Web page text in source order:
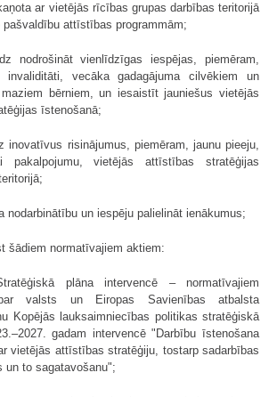
ar vietējās rīcības grupas darbības teritorijā
attīstības programmām;
nodrošināt vienlīdzīgas iespējas, piemēram,
invaliditāti, vecāka gadagājuma cilvēkiem un
bērniem, un iesaistīt jauniešus vietējās
īstenošanā;
inovatīvus risinājumus, piemēram, jaunu pieeju,
pakalpojumu, vietējās attīstības stratēģijas
nodarbinātību un iespēju palielināt ienākumus;
šādiem normatīvajiem aktiem:
plāna intervencē – normatīvajiem
valsts un Eiropas Savienības atbalsta
Kopējās lauksaimniecības politikas stratēģiskā
gadam intervencē "Darbību īstenošana
vietējās attīstības stratēģiju, tostarp sadarbības
un to sagatavošanu";